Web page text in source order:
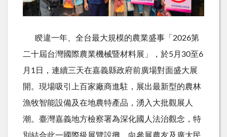
睽違一年、全台最大規模的農業盛事「 2026第
二十屆台灣國際農業機械暨材料展」，於5月 30至6
月 1 日，連續三天在嘉義縣政府前廣場對面盛大展
開。現場吸引上百家廠商進駐，展出最新型的農林
漁牧智能設備及在地農特產品，湧入大批觀展人
潮。臺灣嘉義地方檢察署為深化國人法治觀念，特